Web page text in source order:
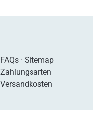
FAQs· Sitemap
Zahlungsarten
Versandkosten